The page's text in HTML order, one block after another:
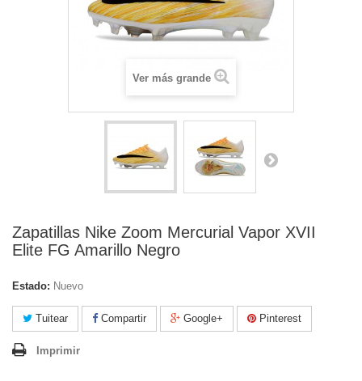
Ver más grande
Zapatillas Nike Zoom Mercurial Vapor XVII
Elite FG Amarillo Negro
Estado: Nuevo
Tuitear Compartir Google+ Pinterest
Imprimir